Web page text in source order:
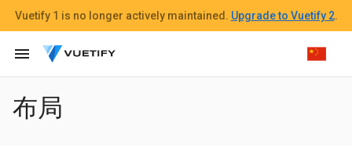
布局
Vuetify 1 is no longer actively maintained. Upgrade to Vuetify 2.
menu